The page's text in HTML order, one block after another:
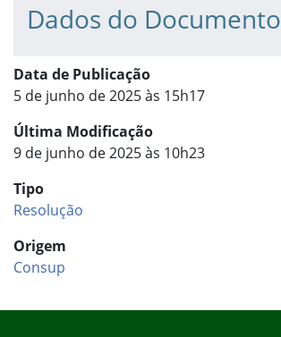
Dados do Documento
Data de Publicação
5 de junho de 2025 às 15h17
Última Modificação
9 de junho de 2025 às 10h23
Tipo
Resolução
Origem
Consup